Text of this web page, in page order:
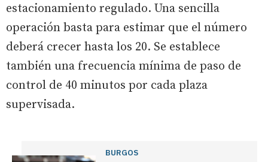
estacionamiento regulado. Una sencilla
operación basta para estimar que el número
deberá crecer hasta los 20. Se establece
también una frecuencia mínima de paso de
control de 40 minutos por cada plaza
supervisada.
BURGOS